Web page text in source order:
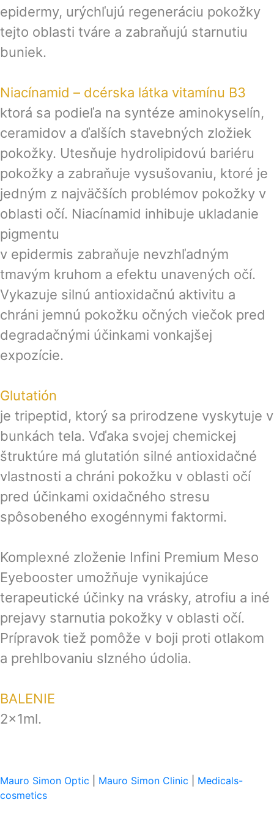
epidermy, urýchľujú regeneráciu pokožky
tejto oblasti tváre a zabraňujú starnutiu
buniek.
Niacínamid – dcérska látka vitamínu B3
ktorá sa podieľa na syntéze aminokyselín,
ceramidov a ďalších stavebných zložiek
pokožky. Utesňuje hydrolipidovú bariéru
pokožky a zabraňuje vysušovaniu, ktoré je
jedným z najväčších problémov pokožky v
oblasti očí. Niacínamid inhibuje ukladanie
pigmentu
v epidermis zabraňuje nevzhľadným
tmavým kruhom a efektu unavených očí.
Vykazuje silnú antioxidačnú aktivitu a
chráni jemnú pokožku očných viečok pred
degradačnými účinkami vonkajšej
expozície.
Glutatión
je tripeptid, ktorý sa prirodzene vyskytuje v
bunkách tela. Vďaka svojej chemickej
štruktúre má glutatión silné antioxidačné
vlastnosti a chráni pokožku v oblasti očí
pred účinkami oxidačného stresu
spôsobeného exogénnymi faktormi.
Komplexné zloženie Infini Premium Meso
Eyebooster umožňuje vynikajúce
terapeutické účinky na vrásky, atrofiu a iné
prejavy starnutia pokožky v oblasti očí.
Prípravok tiež pomôže v boji proti otlakom
a prehlbovaniu slzného údolia.
BALENIE
2x1ml.
Mauro Simon Optic Mauro Simon Clinic
Medicals-
cosmetics